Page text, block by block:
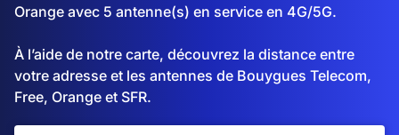
Orange avec 5 antenne(s) en service en 4G/5G.
À l’aide de notre carte, découvrez la distance entre
votre adresse et les antennes de Bouygues Telecom,
Free, Orange et SFR.